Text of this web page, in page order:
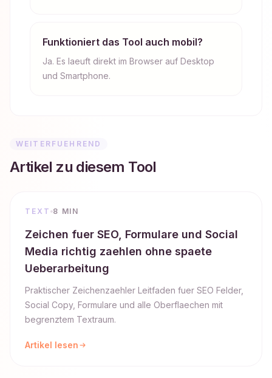
Funktioniert das Tool auch mobil?
Ja. Es laeuft direkt im Browser auf Desktop
und Smartphone.
WEITERFUEHREND
Artikel zu diesem Tool
TEXT 8 MIN
Zeichen fuer SEO, Formulare und Social
Media richtig zaehlen ohne spaete
Ueberarbeitung
Praktischer Zeichenzaehler Leitfaden fuer SEO Felder,
Social Copy, Formulare und alle Oberflaechen mit
begrenztem Textraum.
Artikel lesen